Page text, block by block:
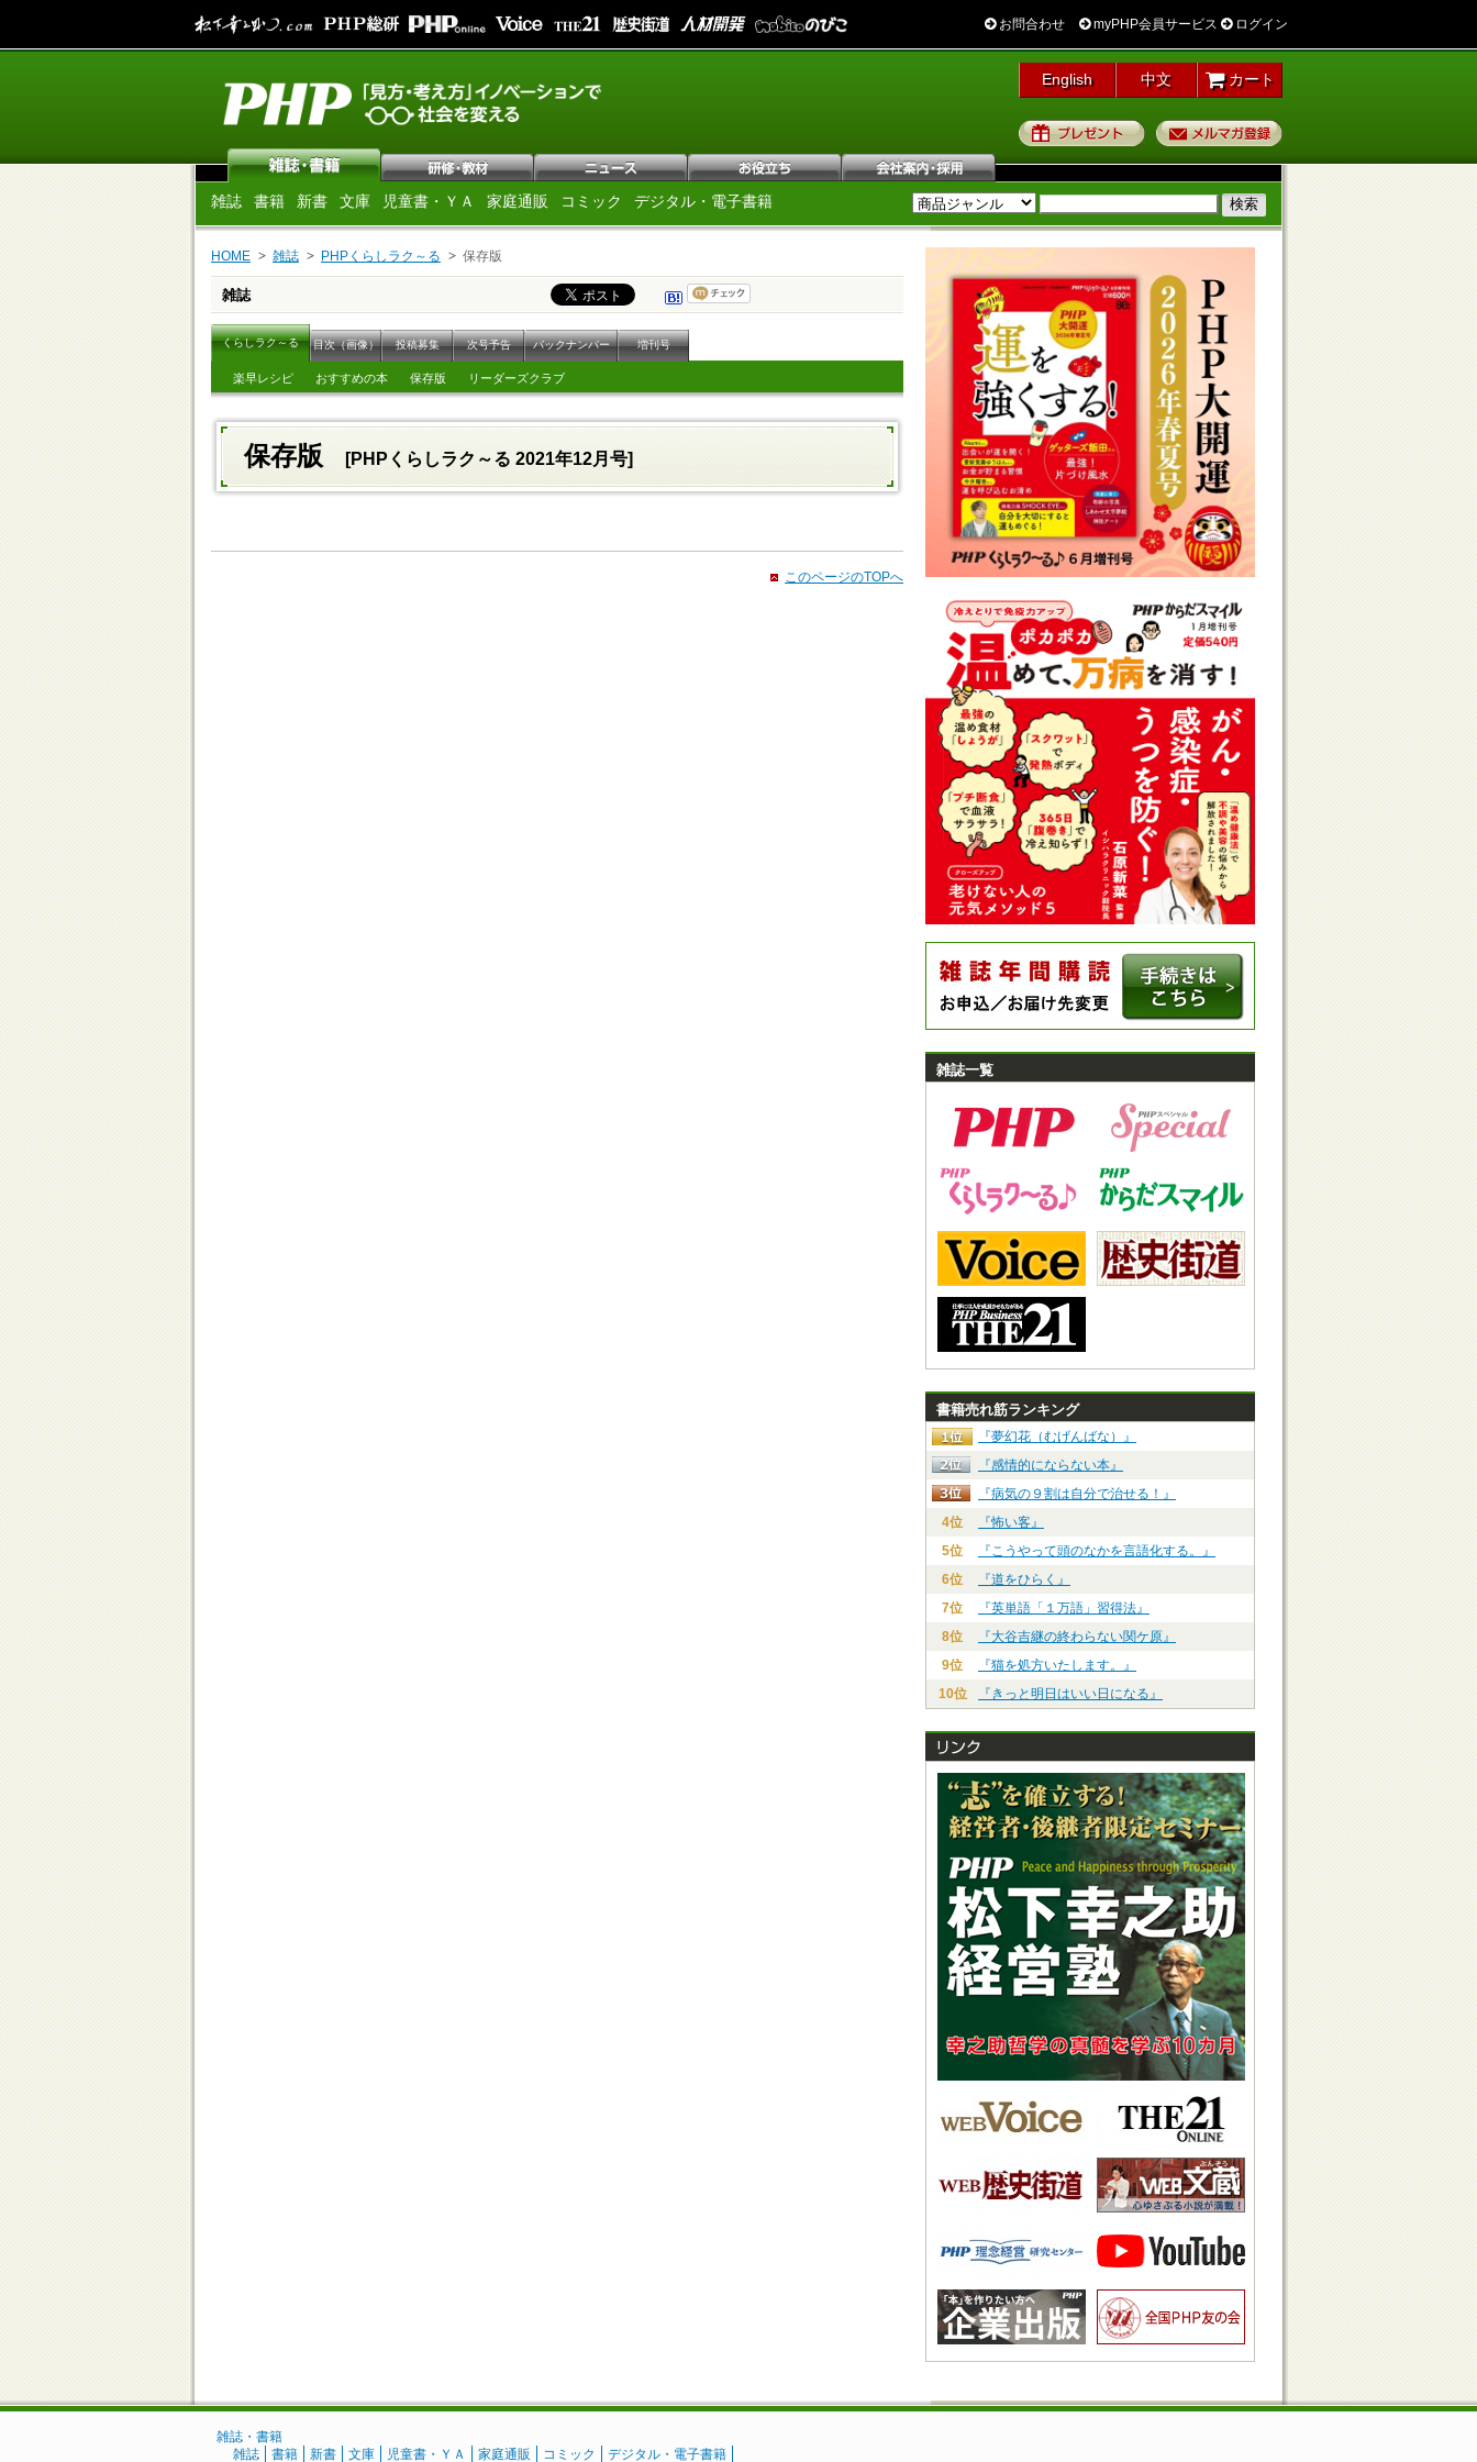
お問合わせ myPHP会員サービス ログイン
English 中文 カート
プレゼント
雑誌 書籍 新書 文庫 児童書・ＹＡ 家庭通販 コミック デジタル・電子書籍
HOME 雑誌 PHPくらしラク～る 保存版
雑誌
くらしラク～る 目次（画像） 投稿募集 次号予告 バックナンバー 増刊号
楽早レシピ おすすめの本 保存版 リーダーズクラブ
保存版 [PHPくらしラク～る 2021年12月号]
このページのTOPへ
雑誌一覧
書籍売れ筋ランキング
『夢幻花（むげんばな）』
『感情的にならない本』
『病気の９割は自分で治せる！』
4位
『怖い客』
5位
『こうやって頭のなかを言語化する。』
6位
『道をひらく』
7位
『英単語「１万語」習得法』
8位
『大谷吉継の終わらない関ケ原』
9位
『猫を処方いたします。』
10位
『きっと明日はいい日になる』
雑誌・書籍
雑誌
書籍 新書 文庫 児童書・ＹＡ 家庭通販 コミック デジタル・電子書籍